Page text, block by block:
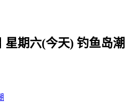
星期六(今天) 钓鱼岛潮